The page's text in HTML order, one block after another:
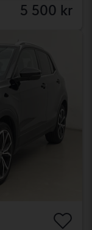
5 500 kr